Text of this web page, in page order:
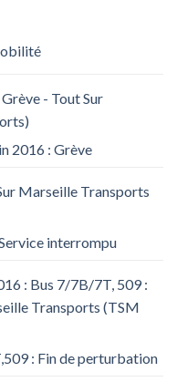
- Tout Sur
2016 : Grève
Marseille Transports
interrompu
: Bus 7/7B/7T, 509 :
Transports (TSM
: Fin de perturbation